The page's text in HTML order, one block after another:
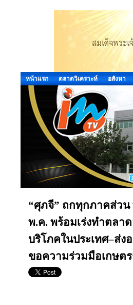
หน้าแรก ตลาดวิเคราะห์ อสังหา
“ศุภจี” ถกทุกภาคส่วน
พ.ค. พร้อมเร่งทำตลา
บริโภคในประเทศ–ส่ง
ขอความร่วมมือเกษต